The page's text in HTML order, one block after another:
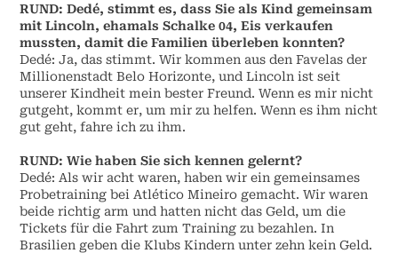
RUND: Dedé, stimmt es, dass Sie als Kind gemeinsam
mit Lincoln, ehamals Schalke 04, Eis verkaufen
mussten, damit die Familien überleben konnten?
Dedé: Ja, das stimmt. Wir kommen aus den Favelas der
Millionenstadt Belo Horizonte, und Lincoln ist seit
unserer Kindheit mein bester Freund. Wenn es mir nicht
gutgeht, kommt er, um mir zu helfen. Wenn es ihm nicht
gut geht, fahre ich zu ihm.
RUND:Wie haben Sie sich kennen gelernt?
Dedé: Als wir acht waren, haben wir ein gemeinsames
Probetraining bei Atlético Mineiro gemacht. Wir waren
beide richtig arm und hatten nicht das Geld, um die
Tickets für die Fahrt zum Training zu bezahlen. In
Brasilien geben die Klubs Kindern unter zehn kein Geld.